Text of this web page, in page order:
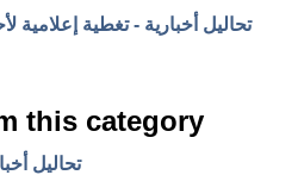
this category
تحاليل